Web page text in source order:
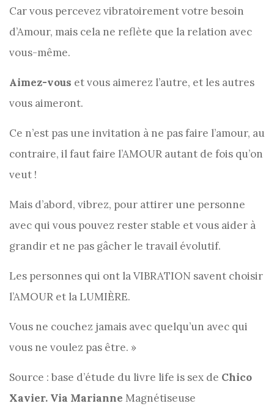
Car vous percevez vibratoirement votre besoin
d’Amour, mais cela ne reflète que la relation avec
vous-même.
Aimez-vous et vous aimerez l’autre, et les autres
vous aimeront.
Ce n’est pas une invitation à ne pas faire l’amour, au
contraire, il faut faire l’AMOUR autant de fois qu’on
veut !
Mais d’abord, vibrez, pour attirer une personne
avec qui vous pouvez rester stable et vous aider à
grandir et ne pas gâcher le travail évolutif.
Les personnes qui ont la VIBRATION savent choisir
l’AMOUR et la LUMIÈRE.
Vous ne couchez jamais avec quelqu’un avec qui
vous ne voulez pas être. »
Source : base d’étude du livre life is sex de Chico
Xavier. Via Marianne Magnétiseuse